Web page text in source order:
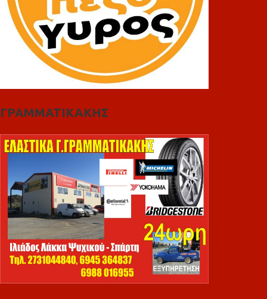
ΓΡΑΜΜΑΤΙΚΑΚΗΣ